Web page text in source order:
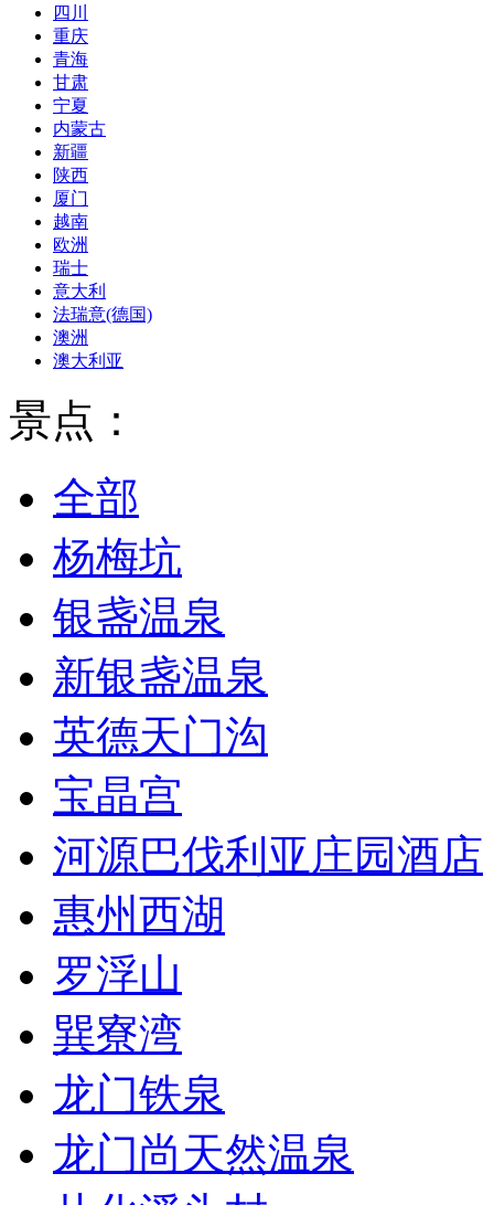
四川
重庆
青海
甘肃
宁夏
内蒙古
新疆
陕西
厦门
越南
欧洲
瑞士
意大利
法瑞意(德国)
澳洲
澳大利亚
景点：
全部
杨梅坑
银盏温泉
新银盏温泉
英德天门沟
宝晶宫
河源巴伐利亚庄园酒店
惠州西湖
罗浮山
巽寮湾
龙门铁泉
龙门尚天然温泉